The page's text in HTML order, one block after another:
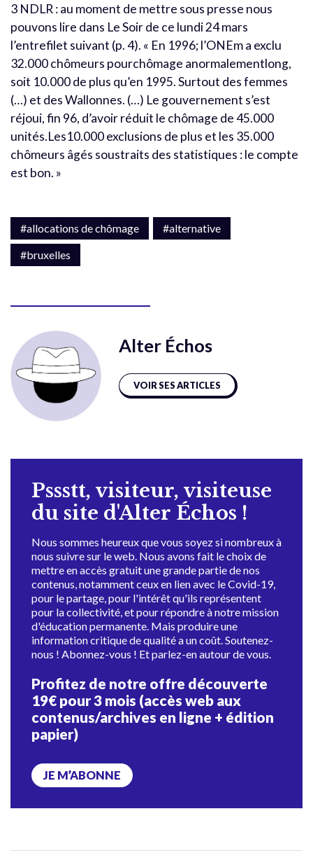
3 NDLR : au moment de mettre sous presse nous
pouvons lire dans Le Soir de ce lundi 24 mars
l’entrefilet suivant (p. 4). « En 1996; l’ONEm a exclu
32.000 chômeurs pourchômage anormalementlong,
soit 10.000 de plus qu’en 1995. Surtout des femmes
(…) et des Wallonnes. (…) Le gouvernement s’est
réjoui, fin 96, d’avoir réduit le chômage de 45.000
unités.Les10.000 exclusions de plus et les 35.000
chômeurs âgés soustraits des statistiques : le compte
est bon. »
#allocations de chômage
#alternative
#bruxelles
Alter Échos
VOIR SES ARTICLES
Pssstt, visiteur, visiteuse
du site d'Alter Échos !
Nous sommes heureux que vous soyez si nombreux à
nous suivre sur le web. Nous avons fait le choix de
mettre en accès gratuit une grande partie de nos
contenus, notamment ceux en lien avec le Covid-19,
pour le partage, pour l'intérêt qu'ils représentent
pour la collectivité, et pour répondre à notre mission
d'éducation permanente. Mais produire une
information critique de qualité a un coût. Soutenez-
nous ! Abonnez-vous ! Et parlez-en autour de vous.
Profitez de notre offre découverte
19€ pour 3 mois (accès web aux
contenus/archives en ligne + édition
papier)
JE M’ABONNE